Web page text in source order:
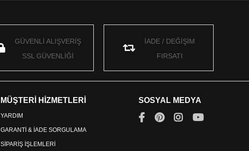
GÜVENLİ ALIŞVERİŞ
SSL GÜVENLİĞİ
İADE / DEĞİŞİM
FIRSATI
MÜŞTERİ HİZMETLERİ
YARDIM
GARANTİ & İADE SORGULAMA
SİPARİŞ İŞLEMLERİ
SOSYAL MEDYA